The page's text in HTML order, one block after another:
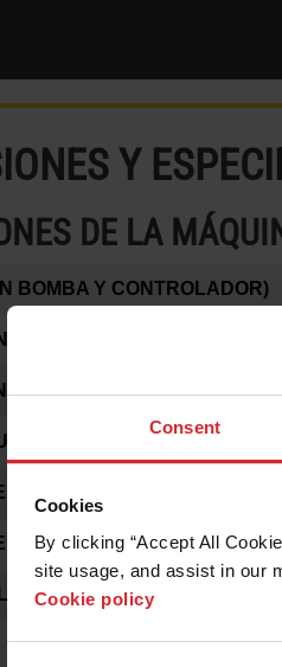
Consent
Cookies
By clicking “Accept All
site usage, and assist in our
Cookie policy
Y
DE LA
BOMBA Y CONTROLADOR)
TUBERÍAS DE TIJERA)
VACÍO)
X-Y*
EJE Z (CON EJE Z
MESA